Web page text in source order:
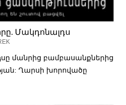
Մակդոնալդս
մանրից բամբասանքներից
Ղարսի խորովածը